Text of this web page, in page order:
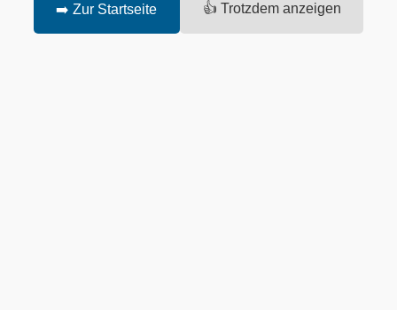
➡️ Zur Startseite 👍 Trotzdem anzeigen